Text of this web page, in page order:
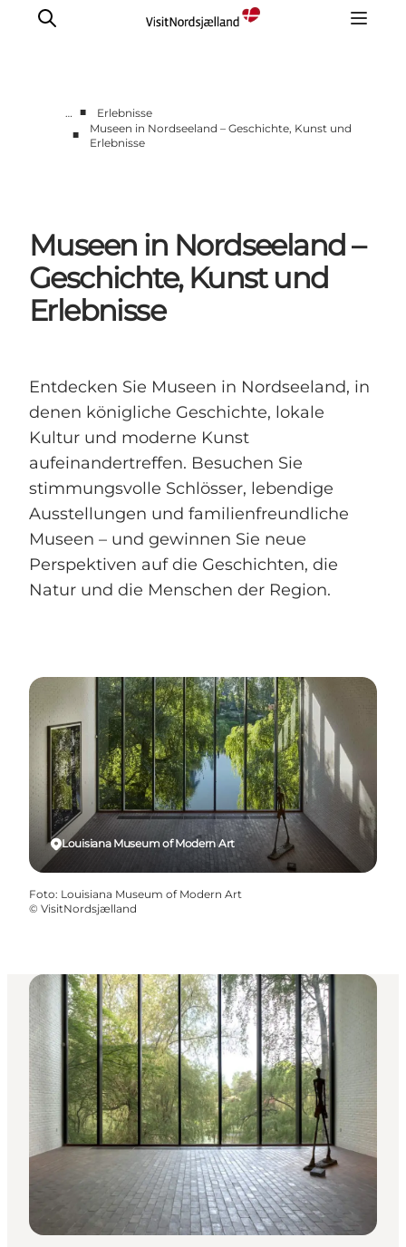
Highlights
Unterkünfte
Städte
Reiseplanung
… ■
Erlebnisse
■
Museen in Nordseeland – Geschichte, Kunst und
Erlebnisse
Museen in Nordseeland –
Geschichte, Kunst und
Erlebnisse
Entdecken Sie Museen in Nordseeland, in
denen königliche Geschichte, lokale
Kultur und moderne Kunst
aufeinandertreffen. Besuchen Sie
stimmungsvolle Schlösser, lebendige
Ausstellungen und familienfreundliche
Museen – und gewinnen Sie neue
Perspektiven auf die Geschichten, die
Natur und die Menschen der Region.
Louisiana Museum of Modern Art
Foto: Louisiana Museum of Modern Art
© VisitNordsjælland